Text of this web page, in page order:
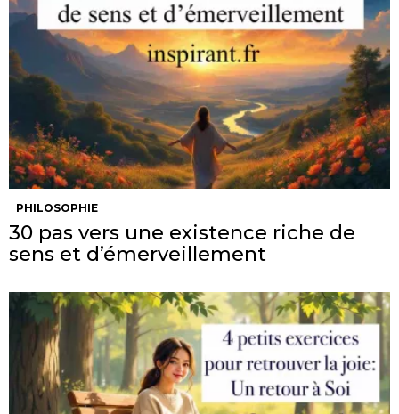
PHILOSOPHIE
30 pas vers une existence riche de
sens et d’émerveillement